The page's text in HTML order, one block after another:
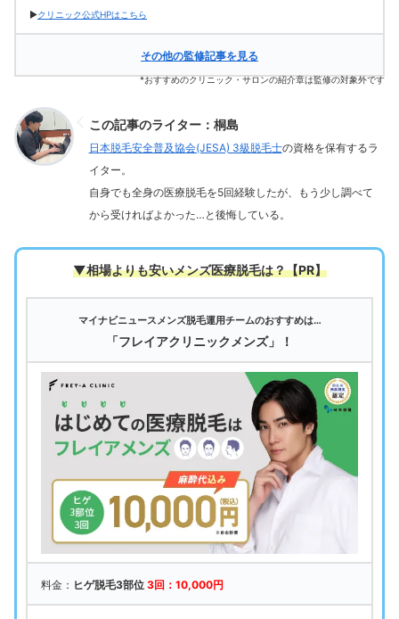
▶クリニック公式HPはこちら
その他の監修記事を見る
*おすすめのクリニック・サロンの紹介章は監修の対象外です
この記事のライター：桐島
日本脱毛安全普及協会(JESA) 3級脱毛士の資格を保有するラ
イター。
自身でも全身の医療脱毛を5回経験したが、もう少し調べて
から受ければよかった…と後悔している。
▼相場よりも安いメンズ医療脱毛は？【PR】
マイナビニュースメンズ脱毛運用チームのおすすめは…
「フレイアクリニックメンズ」！
料金： ヒゲ脱毛3部位 3回：10,000円